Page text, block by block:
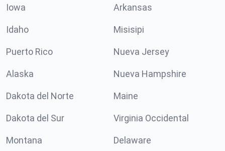
Iowa Arkansas
Idaho Misisipi
Puerto Rico Nueva Jersey
Alaska Nueva Hampshire
Dakota del Norte Maine
Dakota del Sur Virginia Occidental
Montana Delaware